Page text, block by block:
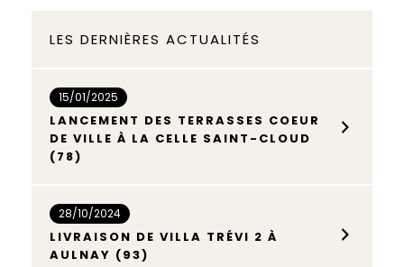
LES DERNIÈRES ACTUALITÉS
15/01/2025
LANCEMENT DES TERRASSES COEUR
DE VILLE À LA CELLE SAINT-CLOUD
(78)
28/10/2024
LIVRAISON DE VILLA TRÉVI 2 À
AULNAY (93)